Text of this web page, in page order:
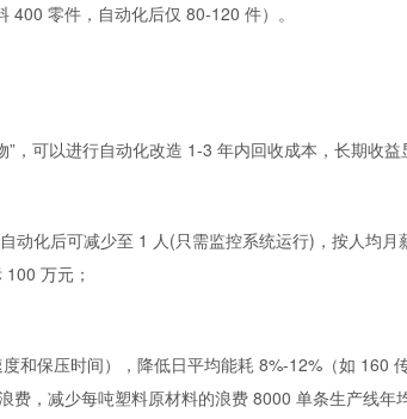
零件，自动化后仅 80-120 件）。
，可以进行自动化改造 1-3 年内回收成本，长期收益
动化后可减少至 1 人(只需监控系统运行)，按人均月
万元；
和保压时间），降低日平均能耗 8%-12%（如 160
，减少每吨塑料原材料的浪费 8000 单条生产线年